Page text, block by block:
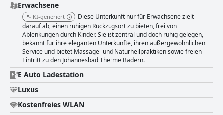
Erwachsene
KI-generiert
Diese Unterkunft nur für Erwachsene zielt
darauf ab, einen ruhigen Rückzugsort zu bieten, frei von
Ablenkungen durch Kinder. Sie ist zentral und doch ruhig gelegen,
bekannt für ihre eleganten Unterkünfte, ihren außergewöhnlichen
Service und bietet Massage- und Naturheilpraktiken sowie freien
Eintritt zu den Johannesbad Therme Bädern.
E Auto Ladestation
Luxus
Kostenfreies WLAN